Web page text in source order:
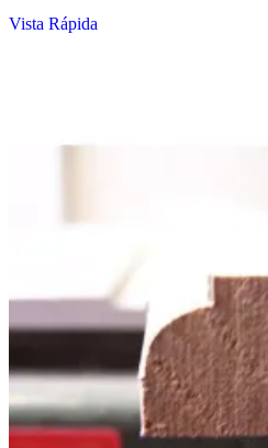
Vista Rápida